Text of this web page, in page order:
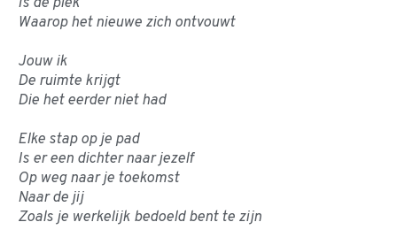
Waarop het nieuwe zich ontvouwt
Jouw ik
De ruimte krijgt
Die het eerder niet had
Elke stap op je pad
Is er een dichter naar jezelf
Op weg naar je toekomst
Naar de jij
Zoals je werkelijk bedoeld bent te zijn